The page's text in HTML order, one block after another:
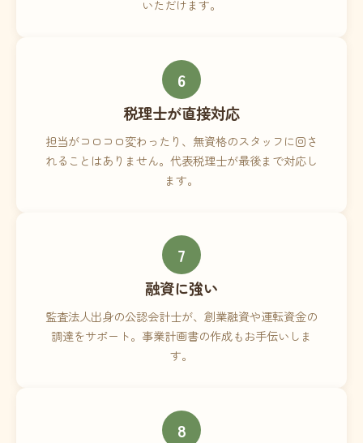
いただけます。
6
税理士が直接対応
担当がコロコロ変わったり、無資格のスタッフに回さ
れることはありません。代表税理士が最後まで対応し
ます。
7
融資に強い
監査法人出身の公認会計士が、創業融資や運転資金の
調達をサポート。事業計画書の作成もお手伝いしま
す。
8